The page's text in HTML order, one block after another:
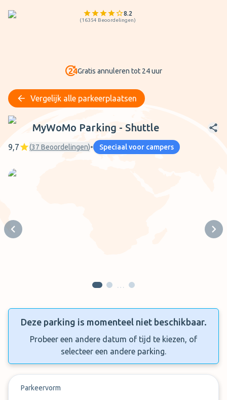
8.2
(16354 Beoordelingen)
Gratis annuleren tot 24 uur
Vergelijk alle parkeerplaatsen
MyWoMo Parking - Shuttle
MyWoMo Parking - Shuttle
9,7 (37 Beoordelingen)• Speciaal voor campers
Previous slide
…
Deze parking is momenteel niet beschikbaar.
Probeer een andere datum of tijd te kiezen, of
selecteer een andere parking.
Parkeervorm